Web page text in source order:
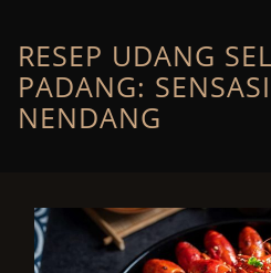
content
RESEP UDANG
PADANG:
NENDANG